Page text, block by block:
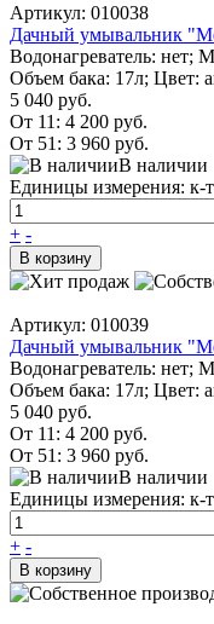
Артикул: 010038
Дачный умывальник
Водонагреватель: нет;
Объем бака: 17л; Цвет:
5 040 руб.
От 11: 4 200 руб.
От 51: 3 960 руб.
В наличии
Единицы измерения: к-т
+ -
В корзину
Артикул: 010039
Дачный умывальник
Водонагреватель: нет;
Объем бака: 17л; Цвет:
5 040 руб.
От 11: 4 200 руб.
От 51: 3 960 руб.
В наличии
Единицы измерения: к-т
+ -
В корзину